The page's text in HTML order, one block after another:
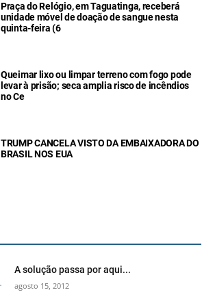
Praça do Relógio, em Taguatinga, receberá
unidade móvel de doação de sangue nesta
quinta-feira (6
Queimar lixo ou limpar terreno com fogo pode
levar à prisão; seca amplia risco de incêndios
no Ce
TRUMP CANCELA VISTO DA EMBAIXADORA DO
BRASIL NOS EUA
A solução passa por aqui...
agosto 15, 2012